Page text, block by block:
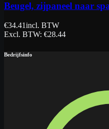
Beugel, zijpaneel naar
€34.41incl. BTW
Excl. BTW: €28.44
Bedrijfsinfo